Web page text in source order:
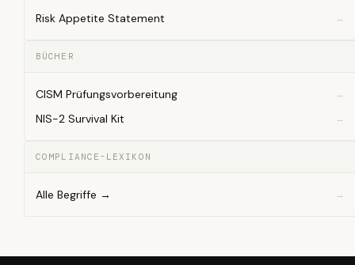
Risk Appetite Statement
BÜCHER
CISM Prüfungsvorbereitung
NIS-2 Survival Kit
COMPLIANCE-LEXIKON
Alle Begriffe →